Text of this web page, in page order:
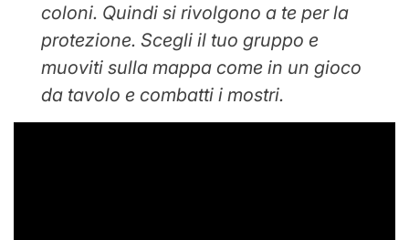
coloni. Quindi si rivolgono a te per la
protezione. Scegli il tuo gruppo e
muoviti sulla mappa come in un gioco
da tavolo e combatti i mostri.